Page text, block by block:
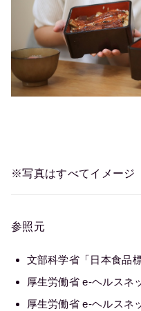
※写真はすべてイメージ
参照元
文部科学省「日本食品
厚生労働省 e-ヘルスネ
厚生労働省 e-ヘルスネ